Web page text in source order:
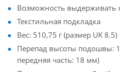
Возможность выдерживать
Текстильная подкладка
Вес: 510,75 г (размер UK 8.5)
Перепад высоты подошвы:
передняя часть: 18 мм)